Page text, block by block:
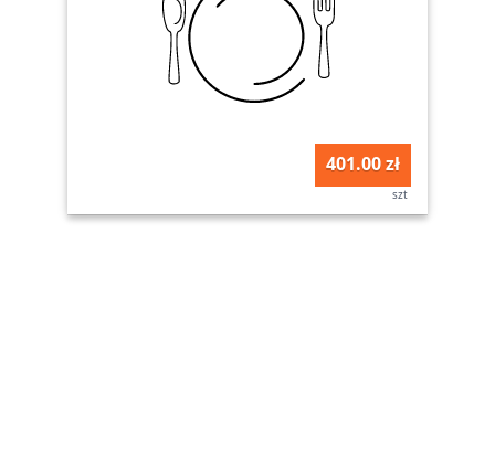
401.00 zł
szt